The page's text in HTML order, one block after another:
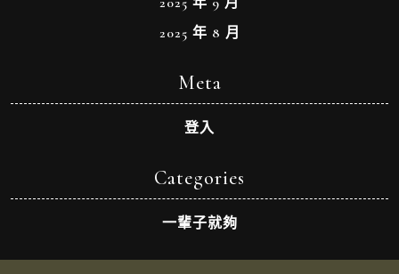
2025 年 8 月
Meta
登入
Categories
一輩子就夠